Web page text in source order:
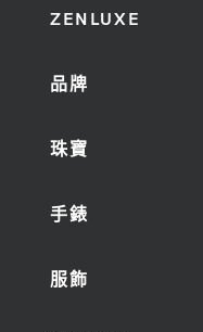
ZENLUXE
品牌
珠寶
手錶
服飾